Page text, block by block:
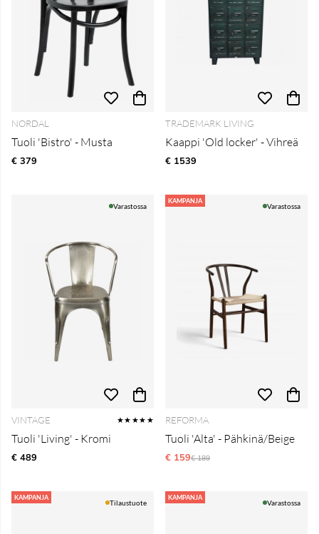
NORDAL
Tuoli 'Bistro' - Musta
€ 379
TRADEMARK LIVING
Kaappi 'Old locker' - Vihreä
€ 1539
Varastossa
VINTAGE ★★★★★
Tuoli 'Living' - Kromi
€ 489
KAMPANJA
Varastossa
REFORMA
Tuoli 'Alta' - Pähkinä/Beige
€ 159Normaali hinta
€ 189
KAMPANJA
Tilaustuote
KAMPANJA
Varastossa